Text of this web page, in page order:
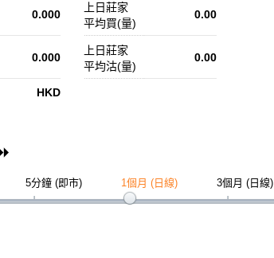
0.000
上日莊家
平均買(量)
0.00
0.000
上日莊家
平均沽(量)
0.00
HKD
5分鐘 (即市) 1個月 (日線) 3個月 (日線)